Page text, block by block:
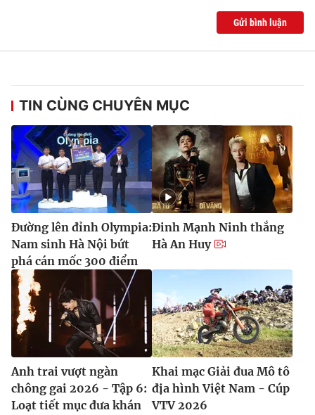
Gửi bình luận
TIN CÙNG CHUYÊN MỤC
Đường lên đỉnh Olympia:
Nam sinh Hà Nội bứt
phá cán mốc 300 điểm
Đinh Mạnh Ninh thắng
Hà An Huy
Anh trai vượt ngàn
chông gai 2026 - Tập 6:
Loạt tiết mục đưa khán
Khai mạc Giải đua Mô tô
địa hình Việt Nam - Cúp
VTV 2026